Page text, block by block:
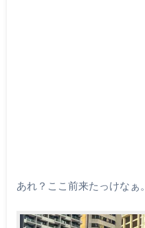
あれ？ここ前来たっけなぁ。